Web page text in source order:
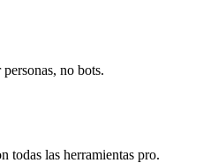
no bots.
todas las herramientas pro.